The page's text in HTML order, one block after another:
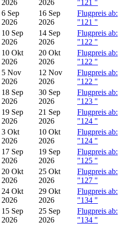
2026
2026
"121 "
6 Sep
2026
16 Sep
2026
Flugpreis ab:
"121 "
10 Sep
2026
14 Sep
2026
Flugpreis ab:
"122 "
10 Okt
2026
20 Okt
2026
Flugpreis ab:
"122 "
5 Nov
2026
12 Nov
2026
Flugpreis ab:
"122 "
18 Sep
2026
30 Sep
2026
Flugpreis ab:
"123 "
19 Sep
2026
21 Sep
2026
Flugpreis ab:
"124 "
3 Okt
2026
10 Okt
2026
Flugpreis ab:
"124 "
17 Sep
2026
19 Sep
2026
Flugpreis ab:
"125 "
20 Okt
2026
25 Okt
2026
Flugpreis ab:
"127 "
24 Okt
2026
29 Okt
2026
Flugpreis ab:
"134 "
15 Sep
2026
25 Sep
2026
Flugpreis ab:
"134 "